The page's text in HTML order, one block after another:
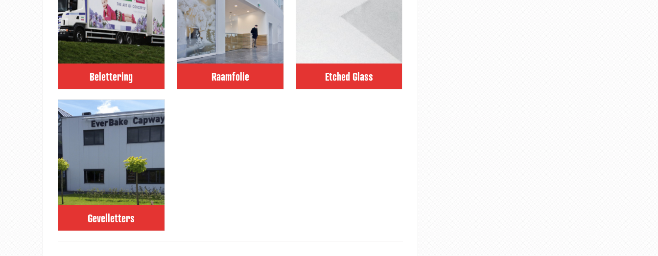
Belettering Raamfolie Etched Glass
Gevelletters